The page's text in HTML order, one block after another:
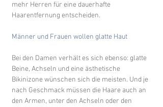
mehr Herren für eine dauerhafte
Haarentfernung entscheiden.
Männer und Frauen wollen glatte Haut
Bei den Damen verhält es sich ebenso: glatte
Beine, Achseln und eine ästhetische
Bikinizone wünschen sich die meisten. Und je
nach Geschmack müssen die Haare auch an
den Armen, unter den Achseln oder den